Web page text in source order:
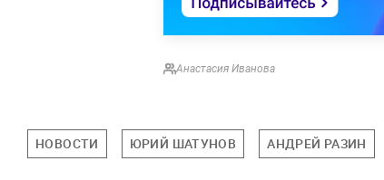
Анастасия Иванова
НОВОСТИ ЮРИЙ ШАТУНОВ АНДРЕЙ РАЗИН